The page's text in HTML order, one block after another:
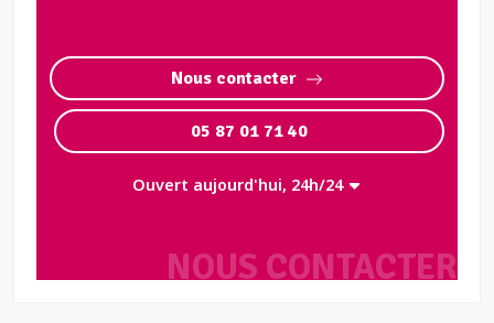
NOUS CONTACTER
Nous contacter
05 87 01 71 40
Ouvert aujourd'hui, 24h/24